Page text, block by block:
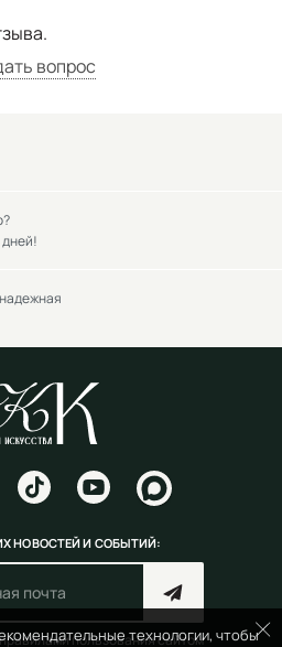
вопрос
технологии, чтобы
дней!
НОВОСТЕЙ И СОБЫТИЙ:
правилами пользования сайтом